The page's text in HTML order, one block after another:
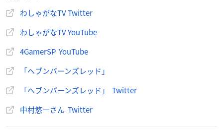
わしゃがなTV Twitter
わしゃがなTV YouTube
4GamerSP YouTube
「ヘブンバーンズレッド」
「ヘブンバーンズレッド」 Twitter
中村悠一さん Twitter